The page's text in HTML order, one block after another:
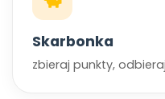
Skarbonka
zbieraj punkty,